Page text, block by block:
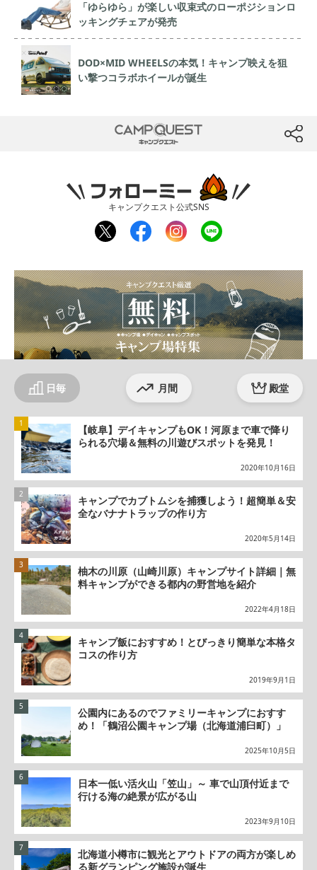
「ゆらゆら」が楽しい収束式のローポジションロ
ッキングチェアが発売
DOD×MID WHEELSの本気！キャンプ映えを狙
い撃つコラボホイールが誕生
btn
CAMP QUEST
フォローミー
キャンプクエスト公式SNS
twit
ter
fac
ebo
inst
agr
line
日毎 月間 殿堂
【岐阜】デイキャンプもOK！河原まで車で降り
られる穴場＆無料の川遊びスポットを発見！
2020年10月16日
キャンプでカブトムシを捕獲しよう！超簡単＆安
全なバナナトラップの作り方
2020年5月14日
柚木の川原（山崎川原）キャンプサイト詳細｜無
料キャンプができる都内の野営地を紹介
2022年4月18日
キャンプ飯におすすめ！とびっきり簡単な本格タ
コスの作り方
2019年9月1日
公園内にあるのでファミリーキャンプにおすす
め！「鶴沼公園キャンプ場（北海道浦臼町）」
2025年10月5日
日本一低い活火山「笠山」～ 車で山頂付近まで
行ける海の絶景が広がる山
2023年9月10日
北海道小樽市に観光とアウトドアの両方が楽しめ
る新グランピング施設が誕生